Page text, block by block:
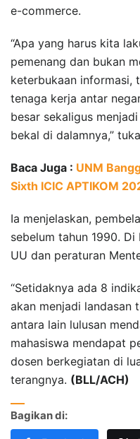
e-commerce.
“Apa yang harus kita
pemenang dan bukan
keterbukaan informasi,
tenaga kerja antar
besar sekaligus
bekal di dalamnya,”
Baca Juga : UNM
Sixth ICIC APTIKOM
Ia menjelaskan,
sebelum tahun 1990.
UU dan peraturan
“Setidaknya ada 8
akan menjadi landasan
antara lain lulusan
mahasiswa mendapat
dosen berkegiatan di
terangnya. (BLL/ACH)
Bagikan di: